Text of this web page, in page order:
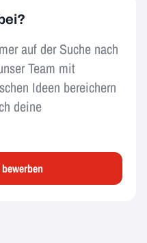
auf der Suche nach
Team mit
Ideen bereichern
deine